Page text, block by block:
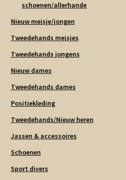
schoenen/allerhande
Nieuw meisje/jongen
Tweedehands meisjes
Tweedehands jongens
Nieuw dames
Tweedehands dames
Positiekleding
Tweedehands/Nieuw heren
Jassen & accessoires
Schoenen
Sport divers